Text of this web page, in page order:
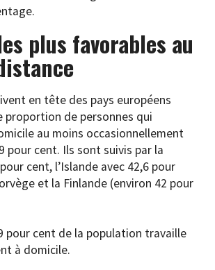
plus favorables au
en tête des pays européens
proportion de personnes qui
au moins occasionnellement
pour cent. Ils sont suivis par la
cent, l’Islande avec 42,6 pour
et la Finlande (environ 42 pour
pour cent de la population travaille
à domicile.